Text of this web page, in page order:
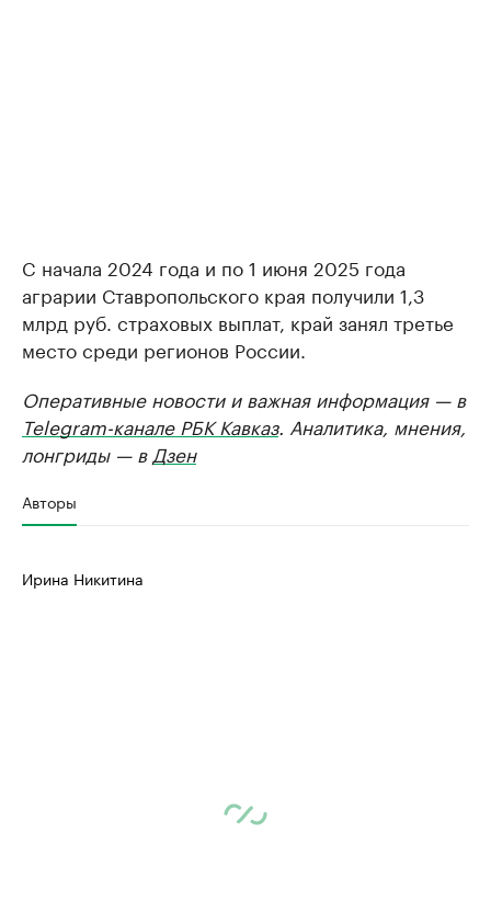
C начала 2024 года и по 1 июня 2025 года
аграрии Ставропольского края получили 1,3
млрд руб. страховых выплат, край занял третье
место среди регионов России.
Оперативные новости и важная информация — в
Telegram-канале РБК Кавказ. Аналитика, мнения,
лонгриды — в Дзен
Авторы
Ирина Никитина